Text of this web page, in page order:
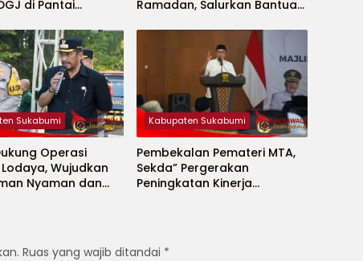
di Pantai
Ramadan, Salurkan Bantuan
Anak Yatim
Sukabumi
Operasi
Wujudkan
Nyaman dan
Kabupaten Sukabumi
Pembekalan Pemateri MTA,
Sekda” Pergerakan
Peningkatan Kinerja
Ruas yang wajib ditandai *